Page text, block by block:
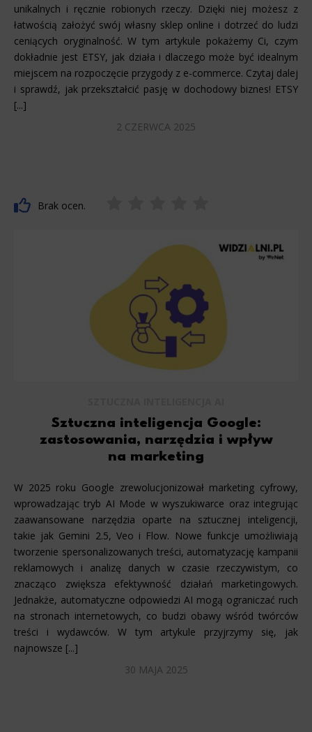
unikalnych i ręcznie robionych rzeczy. Dzięki niej możesz z
łatwością założyć swój własny sklep online i dotrzeć do ludzi
ceniących oryginalność. W tym artykule pokażemy Ci, czym
dokładnie jest ETSY, jak działa i dlaczego może być idealnym
miejscem na rozpoczęcie przygody z e-commerce. Czytaj dalej
i sprawdź, jak przekształcić pasję w dochodowy biznes! ETSY
[...]
2 CZERWCA 2025
Brak ocen.
Sztuczna inteligencja Google:
zastosowania, narzędzia i wpływ
na marketing
W 2025 roku Google zrewolucjonizował marketing cyfrowy,
wprowadzając tryb AI Mode w wyszukiwarce oraz integrując
zaawansowane narzędzia oparte na sztucznej inteligencji,
takie jak Gemini 2.5, Veo i Flow. Nowe funkcje umożliwiają
tworzenie spersonalizowanych treści, automatyzację kampanii
reklamowych i analizę danych w czasie rzeczywistym, co
znacząco zwiększa efektywność działań marketingowych.
Jednakże, automatyczne odpowiedzi AI mogą ograniczać ruch
na stronach internetowych, co budzi obawy wśród twórców
treści i wydawców. W tym artykule przyjrzymy się, jak
najnowsze [...]
30 MAJA 2025